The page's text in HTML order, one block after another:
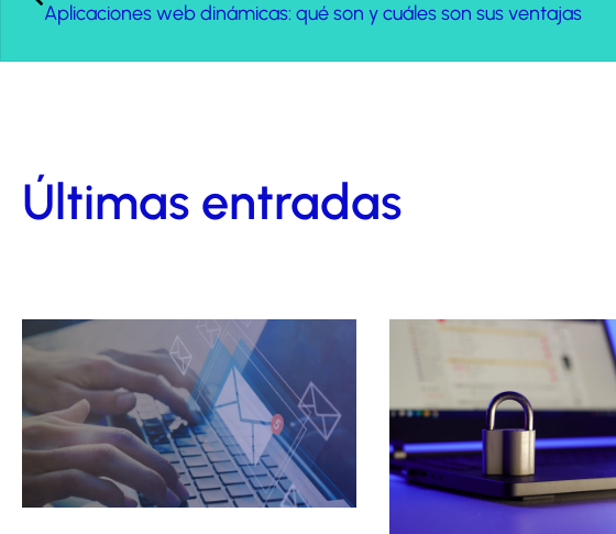
Aplicaciones web dinámicas: qué son y cuáles son sus ventajas
Últimas entradas